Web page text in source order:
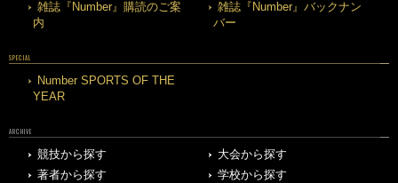
雑誌『Number』購読のご案
内
雑誌『Number』バックナン
バー
SPECIAL
Number SPORTS OF THE
YEAR
ARCHIVE
競技から探す
大会から探す
著者から探す
学校から探す